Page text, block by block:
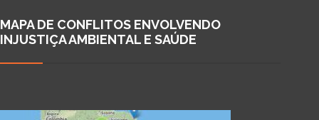
MAPA DE CONFLITOS ENVOLVENDO
INJUSTIÇA AMBIENTAL E SAÚDE